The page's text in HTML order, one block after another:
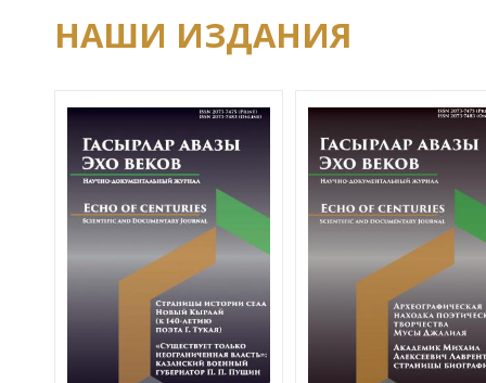
НАШИ ИЗДАНИЯ